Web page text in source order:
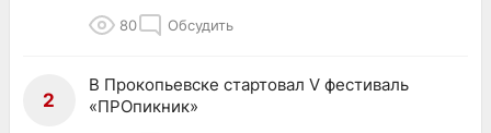
80 Обсудить
2
В Прокопьевске стартовал V фестиваль
«ПРОпикник»